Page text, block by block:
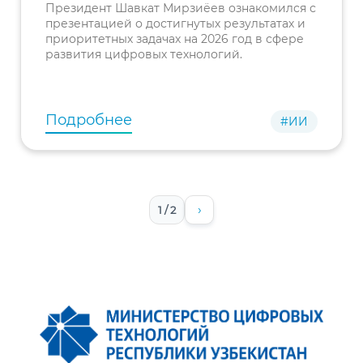
технологий
Президент Шавкат Мирзиёев ознакомился с
презентацией о достигнутых результатах и
приоритетных задачах на 2026 год в сфере
развития цифровых технологий.
Подробнее #ИИ
1 / 2 ›